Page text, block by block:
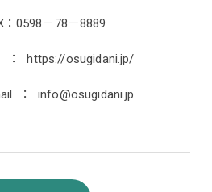
78－8889
osugidani.jp/